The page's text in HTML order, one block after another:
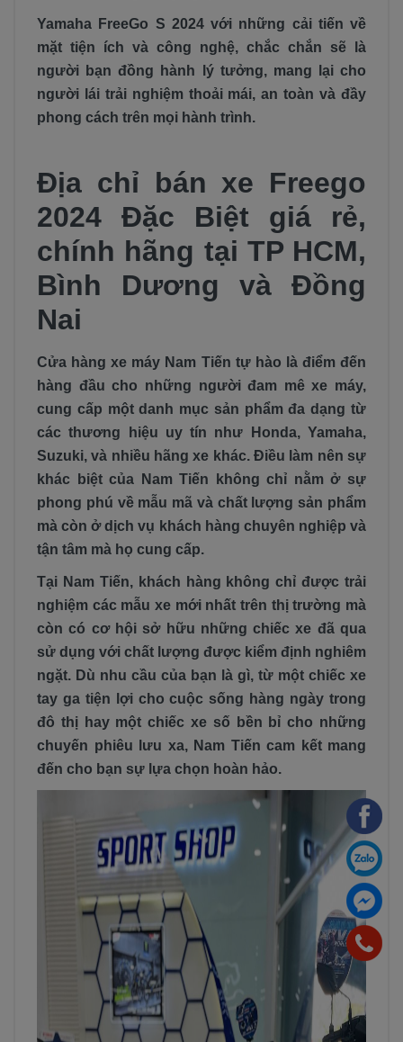
Yamaha FreeGo S 2024 với những cải tiến về
mặt tiện ích và công nghệ, chắc chắn sẽ là
người bạn đồng hành lý tưởng, mang lại cho
người lái trải nghiệm thoải mái, an toàn và đầy
phong cách trên mọi hành trình.
Địa chỉ bán xe Freego
2024 Đặc Biệt giá rẻ,
chính hãng tại TP HCM,
Bình Dương và Đồng
Nai
Cửa hàng xe máy Nam Tiến tự hào là điểm đến
hàng đầu cho những người đam mê xe máy,
cung cấp một danh mục sản phẩm đa dạng từ
các thương hiệu uy tín như Honda, Yamaha,
Suzuki, và nhiều hãng xe khác. Điều làm nên sự
khác biệt của Nam Tiến không chỉ nằm ở sự
phong phú về mẫu mã và chất lượng sản phẩm
mà còn ở dịch vụ khách hàng chuyên nghiệp và
tận tâm mà họ cung cấp.
Tại Nam Tiến, khách hàng không chỉ được trải
nghiệm các mẫu xe mới nhất trên thị trường mà
còn có cơ hội sở hữu những chiếc xe đã qua
sử dụng với chất lượng được kiểm định nghiêm
ngặt. Dù nhu cầu của bạn là gì, từ một chiếc xe
tay ga tiện lợi cho cuộc sống hàng ngày trong
đô thị hay một chiếc xe số bền bỉ cho những
chuyến phiêu lưu xa, Nam Tiến cam kết mang
đến cho bạn sự lựa chọn hoàn hảo.